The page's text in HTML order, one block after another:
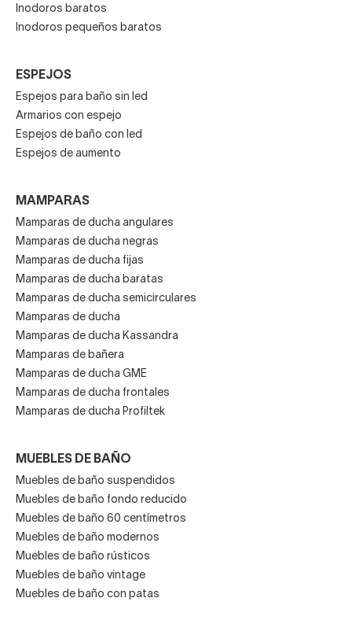
Inodoros baratos
Inodoros pequeños baratos
ESPEJOS
Espejos para baño sin led
Armarios con espejo
Espejos de baño con led
Espejos de aumento
MAMPARAS
Mamparas de ducha angulares
Mamparas de ducha negras
Mamparas de ducha fijas
Mamparas de ducha baratas
Mamparas de ducha semicirculares
Mamparas de ducha
Mamparas de ducha Kassandra
Mamparas de bañera
Mamparas de ducha GME
Mamparas de ducha frontales
Mamparas de ducha Profiltek
MUEBLES DE BAÑO
Muebles de baño suspendidos
Muebles de baño fondo reducido
Muebles de baño 60 centímetros
Muebles de baño modernos
Muebles de baño rústicos
Muebles de baño vintage
Muebles de baño con patas